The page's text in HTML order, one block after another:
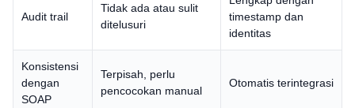
Audit trail
Tidak ada atau sulit
ditelusuri
timestamp dan
identitas
Konsistensi
dengan
SOAP
Terpisah, perlu
pencocokan manual
Otomatis terintegrasi